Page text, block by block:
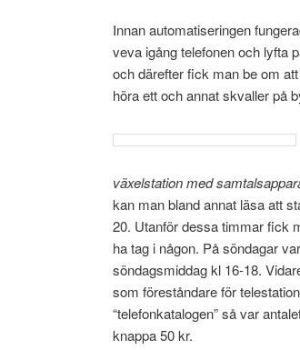
Innan automatiseringen
veva igång telefonen och lyfta
och därefter fick man be om
höra ett och annat skvaller på
växelstation med
kan man bland annat läsa att
20. Utanför dessa timmar fick
ha tag i någon. På söndagar
söndagsmiddag kl 16-18.
som föreståndare för
“telefonkatalogen” så var
knappa 50 kr.